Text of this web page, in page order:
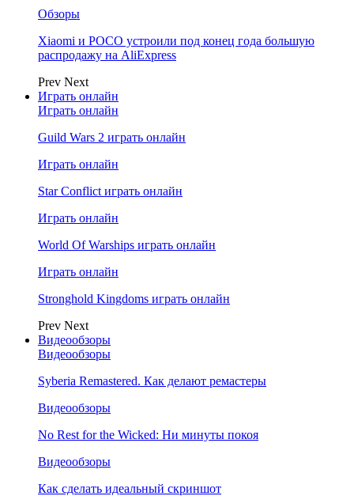
Обзоры
Xiaomi и POCO устроили под конец года большую
распродажу на AliExpress
Prev Next
Играть онлайн
Играть онлайн
Guild Wars 2 играть онлайн
Играть онлайн
Star Conflict играть онлайн
Играть онлайн
World Of Warships играть онлайн
Играть онлайн
Stronghold Kingdoms играть онлайн
Prev Next
Видеообзоры
Видеообзоры
Syberia Remastered. Как делают ремастеры
Видеообзоры
No Rest for the Wicked: Ни минуты покоя
Видеообзоры
Как сделать идеальный скриншот